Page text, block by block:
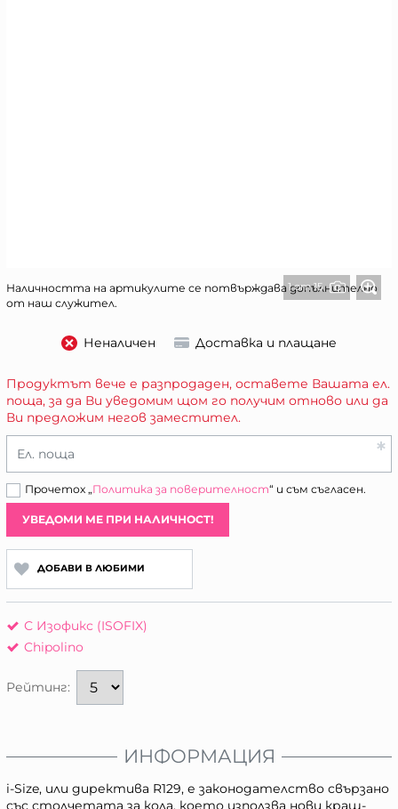
1 от 15
Наличността на артикулите се потвърждава допълнително
от наш служител.
Неналичен Доставка и плащане
Продуктът вече е разпродаден, оставете Вашата ел.
поща, за да Ви уведомим щом го получим отново или да
Ви предложим негов заместител.
Ел. поща
Прочетох „Политика за поверителност“ и съм съгласен.
УВЕДОМИ МЕ ПРИ НАЛИЧНОСТ!
ДОБАВИ В ЛЮБИМИ
С Изофикс (ISOFIX)
Chipolino
Рейтинг:
ИНФОРМАЦИЯ
i-Size, или директива R129, е законодателство свързано
със столчетата за кола, което използва нови краш-